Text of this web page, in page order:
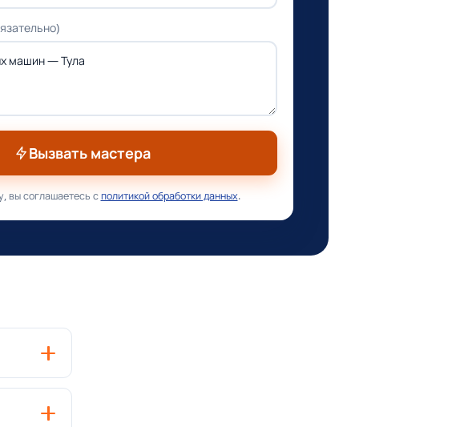
Вызвать мастера
вы соглашаетесь сполитикой обработки данных.